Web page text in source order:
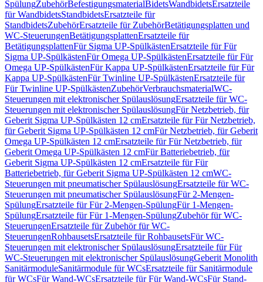
SpülungZubehörBefestigungsmaterialBidetsWandbidetsErsatzteile
für WandbidetsStandbidetsErsatzteile für
StandbidetsZubehörErsatzteile für ZubehörBetätigungsplatten und
WC-SteuerungenBetätigungsplattenErsatzteile für
BetätigungsplattenFür Sigma UP-SpülkästenErsatzteile für Für
Sigma UP-SpülkästenFür Omega UP-SpülkästenErsatzteile für Für
Omega UP-SpülkästenFür Kappa UP-SpülkästenErsatzteile für Für
Kappa UP-SpülkästenFür Twinline UP-SpülkästenErsatzteile für
Für Twinline UP-SpülkästenZubehörVerbrauchsmaterialWC-
Steuerungen mit elektronischer SpülauslösungErsatzteile für WC-
Steuerungen mit elektronischer SpülauslösungFür Netzbetrieb, für
Geberit Sigma UP-Spülkästen 12 cmErsatzteile für Für Netzbetrieb,
für Geberit Sigma UP-Spülkästen 12 cmFür Netzbetrieb, für Geberit
Omega UP-Spülkästen 12 cmErsatzteile für Für Netzbetrieb, für
Geberit Omega UP-Spülkästen 12 cmFür Batteriebetrieb, für
Geberit Sigma UP-Spülkästen 12 cmErsatzteile für Für
Batteriebetrieb, für Geberit Sigma UP-Spülkästen 12 cmWC-
Steuerungen mit pneumatischer SpülauslösungErsatzteile für WC-
Steuerungen mit pneumatischer SpülauslösungFür 2-Mengen-
SpülungErsatzteile für Für 2-Mengen-SpülungFür 1-Mengen-
SpülungErsatzteile für Für 1-Mengen-SpülungZubehör für WC-
SteuerungenErsatzteile für Zubehör für WC-
SteuerungenRohbausetsErsatzteile für RohbausetsFür WC-
Steuerungen mit elektronischer SpülauslösungErsatzteile für Für
WC-Steuerungen mit elektronischer SpülauslösungGeberit Monolith
SanitärmoduleSanitärmodule für WCsErsatzteile für Sanitärmodule
für WCsFür Wand-WCsErsatzteile für Für Wand-WCsFür Stand-